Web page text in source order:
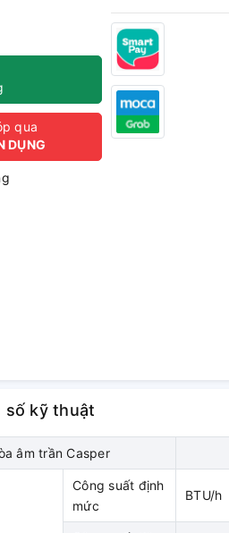
qua
DỤNG
số kỹ thuật
âm trần Casper
Công suất định
mức
BTU/h